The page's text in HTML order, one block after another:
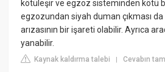
kötüleşir ve egzoz sisteminden kötü
egzozundan siyah duman çıkması
arızasının bir işareti olabilir. Ayrıca
yanabilir.
Kaynak kaldırma talebi |Cevabın